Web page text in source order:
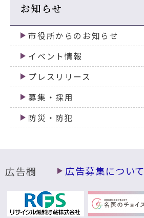
お知らせ
市役所からのお知らせ
イベント情報
プレスリリース
募集・採用
防災・防犯
広告欄 広告募集について